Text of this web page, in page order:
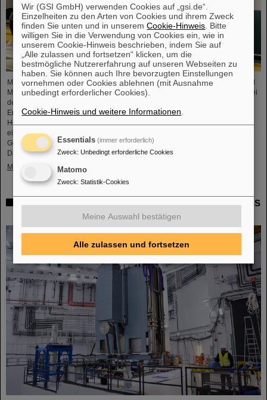
Mikrosysteme sind unverzichtbare Sensor-Komponenten in der Medizin- und
Mobilitätstechnik, Cybersicherheit und Kommunikationstechnologie sowie bei
der Steuerung vernetzter Fertigungsprozesse. Aber auch für die
Energiewende sind sie von wachsender Bedeutung. Forschende der
Hochschule RheinMain (HSRM) entwickeln am Campus Rüsselsheim nun
eine Plattform zur Mikro-Nano-Integration von neuartigen Sensorelementen.
Gemeinsam mit dem GSI Helmholtzzentrum für Schwerionenforschung in
Darmstadt und der…
Mehr »
Millimeterarbeit im Tunnel – Targetkammer des Super-FRS
Wir (GSI GmbH) verwenden Cookies auf „gsi.de“.
Einzelheiten zu den Arten von Cookies und ihrem Zweck
finden Sie unten und in unseremCookie-Hinweis . Bitte
willigen Sie in die Verwendung von Cookies ein, wie in
unserem Cookie-Hinweis beschrieben, indem Sie auf
„Alle zulassen und fortsetzen“ klicken, um die
bestmögliche Nutzererfahrung auf unseren Webseiten zu
haben. Sie können auch Ihre bevorzugten Einstellungen
vornehmen oder Cookies ablehnen (mit Ausnahme
unbedingt erforderlicher Cookies).
Cookie-Hinweis und weitere Informationen
Essentials (immer erforderlich)
Zweck: Unbedingt erforderliche Cookies
Matomo
Zweck: Statistik-Cookies
Meine Auswahl bestätigen
Alle zulassen und fortsetzen